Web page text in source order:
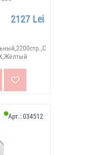
2127 Lei
Арт.:034512